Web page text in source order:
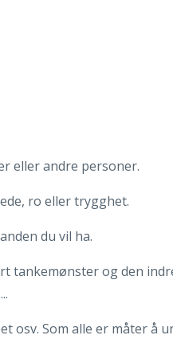
eller andre personer.
ro eller trygghet.
du vil ha.
tankemønster og den
osv. Som alle er måter å